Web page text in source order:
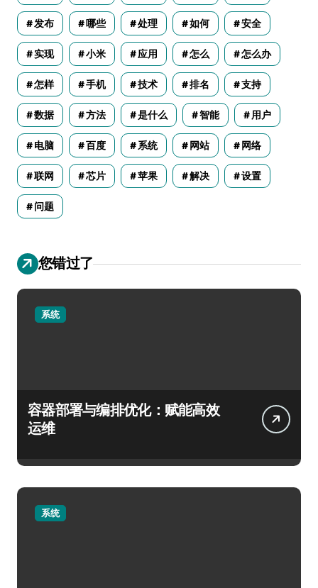
发布 哪些 处理 如何 安全
实现 小米 应用 怎么 怎么办
怎样 手机 技术 排名 支持
数据 方法 是什么 智能 用户
电脑 百度 系统 网站 网络
联网 芯片 苹果 解决 设置
问题
您错过了
系统
容器部署与编排优化：赋能高效
运维
系统